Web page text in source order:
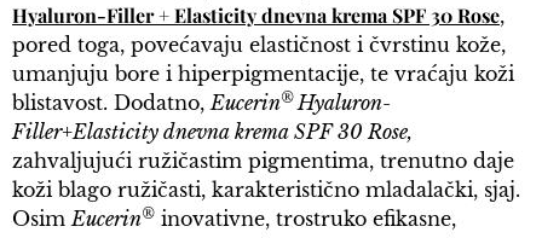
Hyaluron-Filler + Elasticity dnevna krema SPF 30 Rose,
pored toga, povećavaju elastičnost i čvrstinu kože,
umanjuju bore i hiperpigmentacije, te vraćaju koži
blistavost. Dodatno, Eucerin® Hyaluron-
Filler+Elasticity dnevna krema SPF 30 Rose,
zahvaljujući ružičastim pigmentima, trenutno daje
koži blago ružičasti, karakteristično mladalački, sjaj.
Osim Eucerin® inovativne, trostruko efikasne,